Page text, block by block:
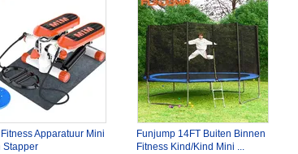
Apparatuur Mini
Stapper
Funjump 14FT Buiten Binnen
Fitness Kind/Kind Mini ...